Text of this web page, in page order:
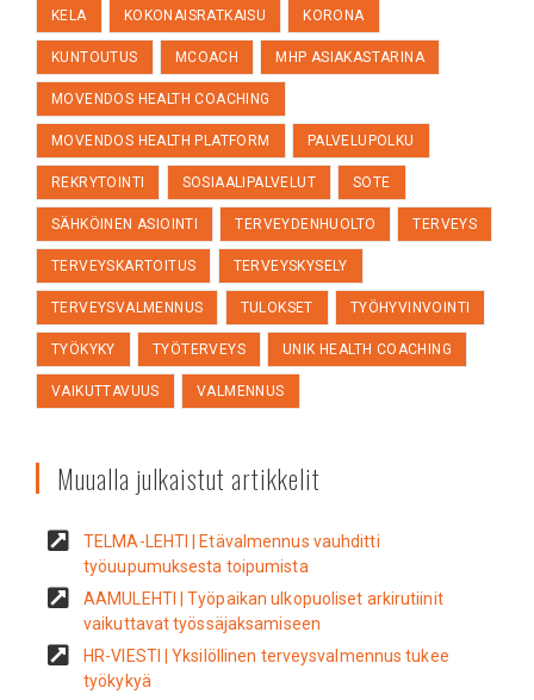
KELA KOKONAISRATKAISU KORONA
KUNTOUTUS MCOACH MHP ASIAKASTARINA
MOVENDOS HEALTH COACHING
MOVENDOS HEALTH PLATFORM PALVELUPOLKU
REKRYTOINTI SOSIAALIPALVELUT SOTE
SÄHKÖINEN ASIOINTI TERVEYDENHUOLTO TERVEYS
TERVEYSKARTOITUS TERVEYSKYSELY
TERVEYSVALMENNUS TULOKSET TYÖHYVINVOINTI
TYÖKYKY TYÖTERVEYS UNIK HEALTH COACHING
VAIKUTTAVUUS VALMENNUS
Muualla julkaistut artikkelit
TELMA-LEHTI | Etävalmennus vauhditti
työuupumuksesta toipumista
AAMULEHTI | Työpaikan ulkopuoliset arkirutiinit
vaikuttavat työssäjaksamiseen
HR-VIESTI | Yksilöllinen terveysvalmennus tukee
työkykyä